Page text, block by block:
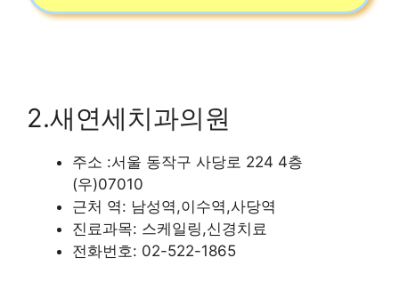
2.새연세치과의원
주소 :서울 동작구 사당로 224 4층
(우)07010
근처 역: 남성역,이수역,사당역
진료과목: 스케일링,신경치료
전화번호: 02-522-1865